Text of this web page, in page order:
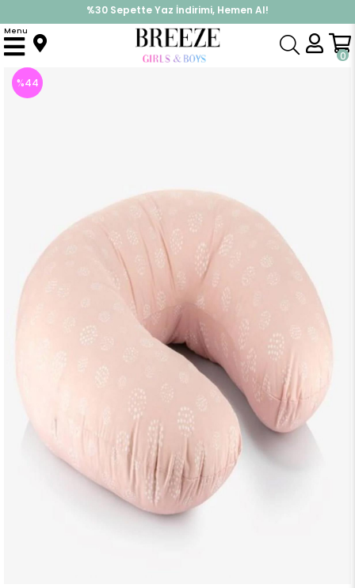
%30 Sepette Yaz İndirimi, Hemen Al!
İndirimlere ek %10 İndirimi Kap, Hemen Üye Ol!
0
Menu
Anasayfa Destek Minderi
%44